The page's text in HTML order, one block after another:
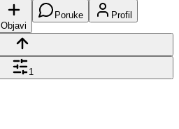
Objavi
Poruke Profil
1